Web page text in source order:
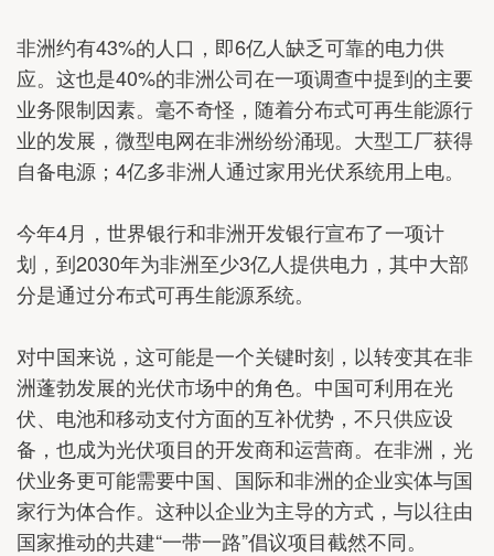
非洲约有43%的人口，即6亿人缺乏可靠的电力供
应。这也是40%的非洲公司在一项调查中提到的主要
业务限制因素。毫不奇怪，随着分布式可再生能源行
业的发展，微型电网在非洲纷纷涌现。大型工厂获得
自备电源；4亿多非洲人通过家用光伏系统用上电。
今年4月，世界银行和非洲开发银行宣布了一项计
划，到2030年为非洲至少3亿人提供电力，其中大部
分是通过分布式可再生能源系统。
对中国来说，这可能是一个关键时刻，以转变其在非
洲蓬勃发展的光伏市场中的角色。中国可利用在光
伏、电池和移动支付方面的互补优势，不只供应设
备，也成为光伏项目的开发商和运营商。在非洲，光
伏业务更可能需要中国、国际和非洲的企业实体与国
家行为体合作。这种以企业为主导的方式，与以往由
国家推动的共建“一带一路”倡议项目截然不同。